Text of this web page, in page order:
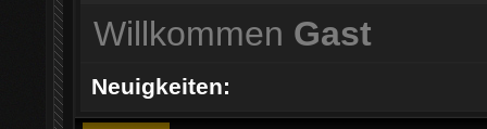
Willkommen Gast
Neuigkeiten: